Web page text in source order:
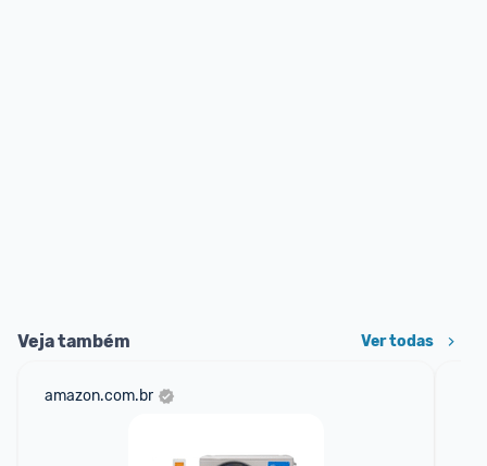
Veja também Ver todas
amazon.com.br